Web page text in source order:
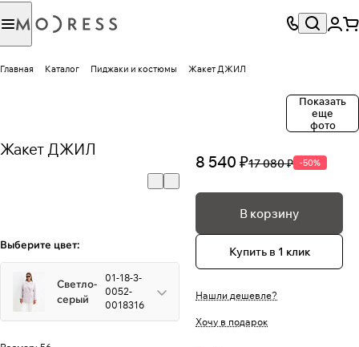
Главная Каталог Пиджаки и костюмы Жакет ДЖИЛ
Показать
еще
фото
Жакет ДЖИЛ
Выберите цвет:
Светло-
серый
01-18-3-
0052-
0018316
8 540 ₽17 080 ₽ -50%
В корзину
Купить в 1 клик
Нашли дешевле?
Хочу в подарок